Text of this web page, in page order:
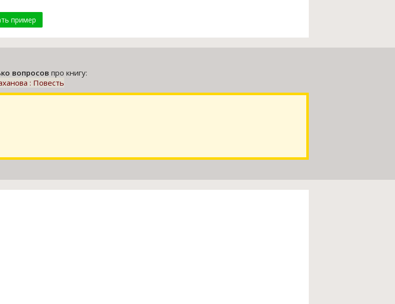
пример
вопросов про книгу:
: Повесть